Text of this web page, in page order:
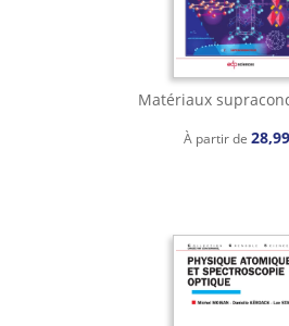
Matériaux
À partir de